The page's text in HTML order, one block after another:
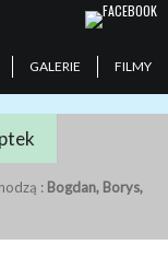
GALERIE FILMY
: Bogdan, Borys,